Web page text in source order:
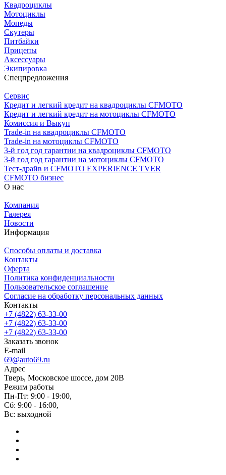
Квадроциклы
Мотоциклы
Мопеды
Скутеры
Питбайки
Прицепы
Аксессуары
Экипировка
Спецпредложения
Сервис
Кредит и легкий кредит на квадроциклы CFMOTO
Кредит и легкий кредит на мотоциклы CFMOTO
Комиссия и Выкуп
Trade-in на квадроциклы CFMOTO
Trade-in на мотоциклы CFMOTO
3-й год год гарантии на квадроциклы CFMOTO
3-й год год гарантии на мотоциклы CFMOTO
Тест-драйв и CFMOTO EXPERIENCE TVER
CFMOTO бизнес
О нас
Компания
Галерея
Новости
Информация
Способы оплаты и доставка
Контакты
Оферта
Политика конфиденциальности
Пользовательское соглашение
Согласие на обработку персональных данных
Контакты
+7 (4822) 63-33-00
+7 (4822) 63-33-00
+7 (4822) 63-33-00
Заказать звонок
E-mail
69@auto69.ru
Адрес
Тверь, Московское шоссе, дом 20В
Режим работы
Пн-Пт: 9:00 - 19:00,
Сб: 9:00 - 16:00,
Вс: выходной